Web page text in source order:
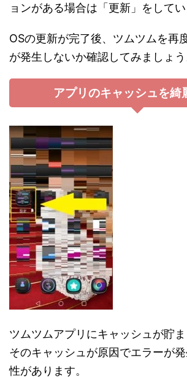
ョンがある場合は「更新」をしてい
OSの更新が完了後、ツムツムを再
が発生しないか確認してみましょう
アプリのキャッシュを綺
ツムツムアプリにキャッシュが貯ま
そのキャッシュが原因でエラーが
性があります。